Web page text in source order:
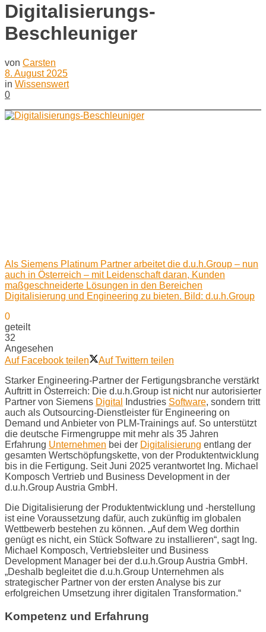
Digitalisierungs-
Beschleuniger
von Carsten
8. August 2025
in Wissenswert
0
Als Siemens Platinum Partner arbeitet die d.u.h.Group – nun
auch in Österreich – mit Leidenschaft daran, Kunden
maßgeschneiderte Lösungen in den Bereichen
Digitalisierung und Engineering zu bieten. Bild: d.u.h.Group
0
geteilt
32
Angesehen
Auf Facebook teilen
Auf Twittern teilen
Starker Engineering-Partner der Fertigungsbranche verstärkt
Auftritt in Österreich: Die d.u.h.Group ist nicht nur autorisierter
Partner von Siemens Digital Industries Software, sondern tritt
auch als Outsourcing-Dienstleister für Engineering on
Demand und Anbieter von PLM-Trainings auf. So unterstützt
die deutsche Firmengruppe mit mehr als 35 Jahren
Erfahrung Unternehmen bei der Digitalisierung entlang der
gesamten Wertschöpfungskette, von der Produktentwicklung
bis in die Fertigung. Seit Juni 2025 verantwortet Ing. Michael
Komposch Vertrieb und Business Development in der
d.u.h.Group Austria GmbH.
Die Digitalisierung der Produktentwicklung und -herstellung
ist eine Voraussetzung dafür, auch zukünftig im globalen
Wettbewerb bestehen zu können. „Auf dem Weg dorthin
genügt es nicht, ein Stück Software zu installieren“, sagt Ing.
Michael Komposch, Vertriebsleiter und Business
Development Manager bei der d.u.h.Group Austria GmbH.
„Deshalb begleitet die d.u.h.Group Unternehmen als
strategischer Partner von der ersten Analyse bis zur
erfolgreichen Umsetzung ihrer digitalen Transformation.“
Kompetenz und Erfahrung